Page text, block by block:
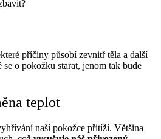
příčiny působí zevnitř těla a další
o pokožku starat, jenom tak bude
teplot
naší pokožce přitíží. Většina